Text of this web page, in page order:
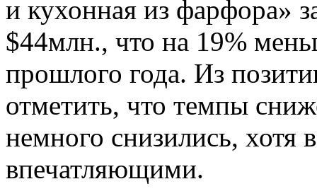
и кухонная из фарфора»
$44млн., что на 19%
прошлого года. Из
отметить, что темпы
немного снизились, хотя
впечатляющими.